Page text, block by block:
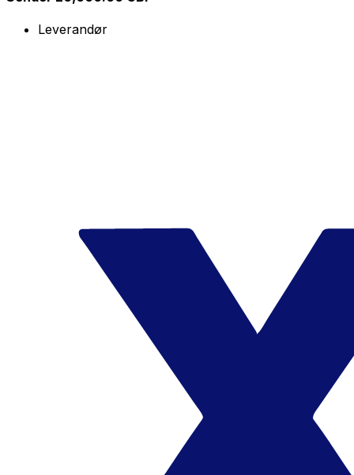
Leverandør